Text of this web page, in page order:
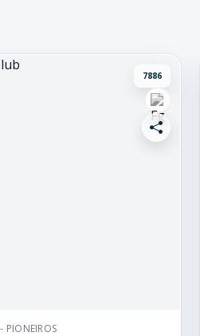
7886
PIONEIROS